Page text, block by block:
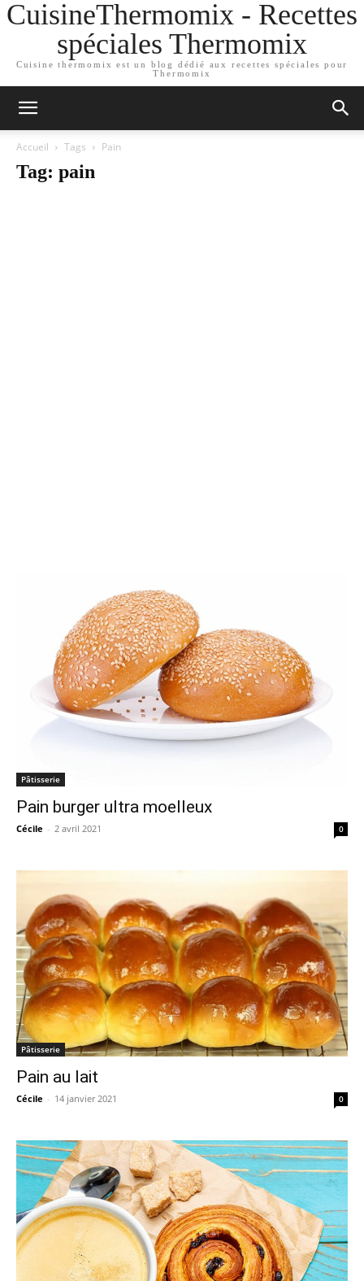
CuisineThermomix - Recettes
spéciales Thermomix
Cuisine thermomix est un blog dédié aux recettes spéciales pour
Thermomix
Accueil Tags Pain
Tag: pain
Pâtisserie
Pain burger ultra moelleux
Cécile - 2 avril 2021 0
Pâtisserie
Pain au lait
Cécile - 14 janvier 2021 0